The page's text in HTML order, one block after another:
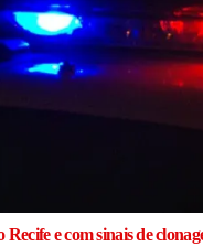
e com sinais de